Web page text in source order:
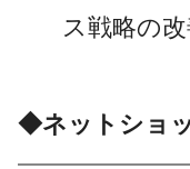
ス戦略の
◆ネットショ